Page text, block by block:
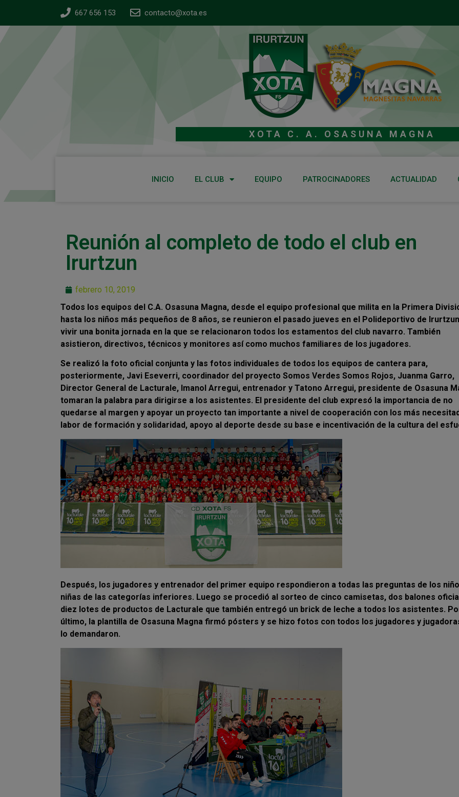
667 656 153 contacto@xota.es
XOTA C. A. OSASUNA MAGNA
INICIO EL CLUB EQUIPO PATROCINADORES ACTUALIDAD
Reunión al completo de todo el club en
Irurtzun
febrero 10, 2019
Todos los equipos del C.A. Osasuna Magna, desde el equipo profesional que milita en la Primera
hasta los niños más pequeños de 8 años, se reunieron el pasado jueves en el Polideportivo de
vivir una bonita jornada en la que se relacionaron todos los estamentos del club navarro. También
asistieron, directivos, técnicos y monitores así como muchos familiares de los jugadores.
Se realizó la foto oficial conjunta y las fotos individuales de todos los equipos de cantera para,
posteriormente, Javi Eseverri, coordinador del proyecto Somos Verdes Somos Rojos, Juanma Garro,
Director General de Lacturale, Imanol Arregui, entrenador y Tatono Arregui, presidente de Osasuna
tomaran la palabra para dirigirse a los asistentes. El presidente del club expresó la importancia de no
quedarse al margen y apoyar un proyecto tan importante a nivel de cooperación con los más
labor de formación y solidaridad, apoyo al deporte desde su base e incentivación de la cultura del
Después, los jugadores y entrenador del primer equipo respondieron a todas las preguntas de los
niñas de las categorías inferiores. Luego se procedió al sorteo de cinco camisetas, dos balones
diez lotes de productos de Lacturale que también entregó un brick de leche a todos los asistentes.
último, la plantilla de Osasuna Magna firmó pósters y se hizo fotos con todos los jugadores y
lo demandaron.